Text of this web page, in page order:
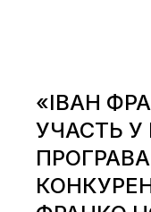
«ІВАН
УЧАСТЬ У